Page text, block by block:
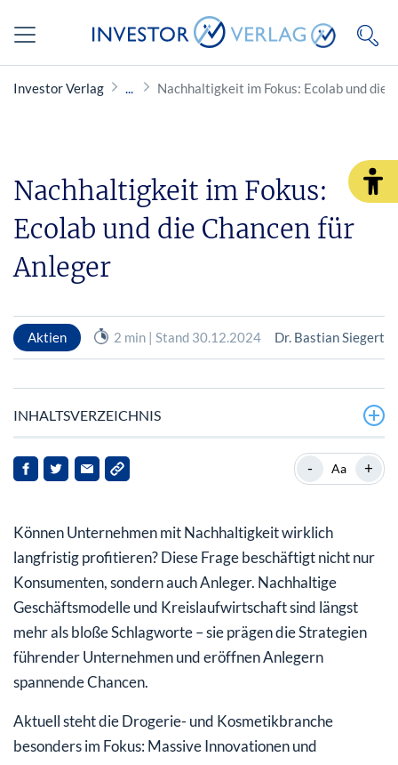
Investor Verlag Nachhaltigkeit im Fokus: Ecolab und die
Nachhaltigkeit im Fokus:
Ecolab und die Chancen für
Anleger
Aktien 2 min | Stand 30.12.2024 Dr. Bastian Siegert
INHALTSVERZEICHNIS
Nachhaltigkeit und Kreislaufwirtschaft: Ein Megatrend
für Anleger
Vision
Warum Ecolab auf Ihre Watchlist gehört
- Aa +
Können Unternehmen mit Nachhaltigkeit wirklich
langfristig profitieren? Diese Frage beschäftigt nicht nur
Konsumenten, sondern auch Anleger. Nachhaltige
Geschäftsmodelle und Kreislaufwirtschaft sind längst
mehr als bloße Schlagworte – sie prägen die Strategien
führender Unternehmen und eröffnen Anlegern
spannende Chancen.
Aktuell steht die Drogerie- und Kosmetikbranche
besonders im Fokus: Massive Innovationen und